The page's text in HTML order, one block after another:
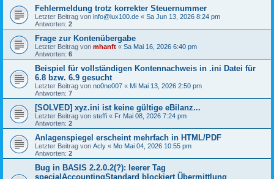
Fehlermeldung trotz korrekter Steuernummer
Letzter Beitrag von info@lux100.de « Sa Jun 13, 2026 8:24 pm
Antworten: 2
Frage zur Kontenübergabe
Letzter Beitrag von mhanft « Sa Mai 16, 2026 6:40 pm
Antworten: 6
Beispiel für vollständigen Kontennachweis in .ini Datei für
6.8 bzw. 6.9 gesucht
Letzter Beitrag von no0ne007 « Mi Mai 13, 2026 2:50 pm
Antworten: 7
[SOLVED] xyz.ini ist keine gültige eBilanz...
Letzter Beitrag von steffi « Fr Mai 08, 2026 7:24 pm
Antworten: 2
Anlagenspiegel erscheint mehrfach in HTML/PDF
Letzter Beitrag von Acly « Mo Mai 04, 2026 10:55 pm
Antworten: 2
Bug in BASIS 2.2.0.2(?): leerer Tag
specialAccountingStandard blockiert Übermittlung